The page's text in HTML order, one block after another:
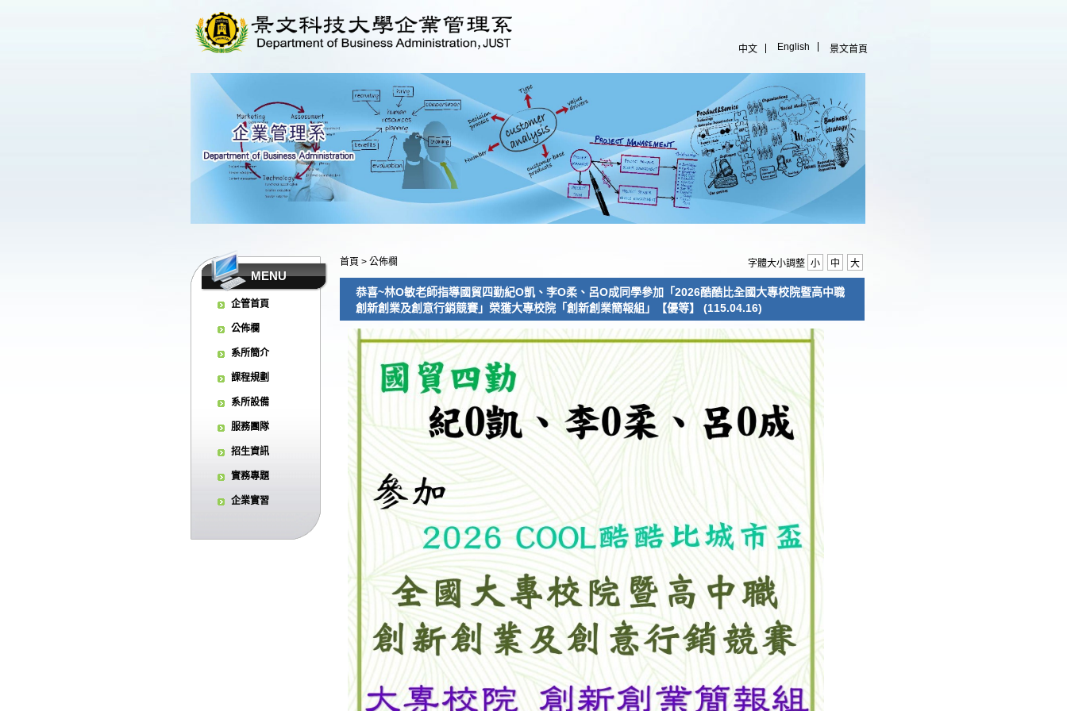
中文 English 景文首頁
MENU
企管首頁
公佈欄
系所簡介
課程規劃
系所設備
服務團隊
招生資訊
實務專題
企業實習
首頁 > 公佈欄 字體大小調整 小 中 大
恭喜~林O敏老師指導國貿四勤紀O凱、李O柔、呂O成同學參加「2026酷酷比全國大專校院暨高中職
創新創業及創意行銷競賽」榮獲大專校院「創新創業簡報組」【優等】 (115.04.16)